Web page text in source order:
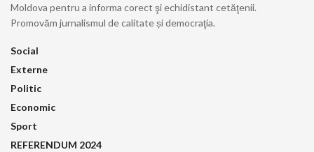
Moldova pentru a informa corect şi echidistant cetăţenii.
Promovăm jurnalismul de calitate și democraţia.
Social
Externe
Politic
Economic
Sport
REFERENDUM 2024